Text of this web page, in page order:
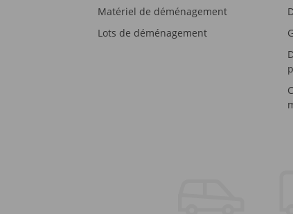
Matériel de déménagement
Lots de déménagement